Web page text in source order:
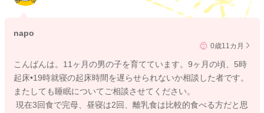
napo
0歳11カ月
こんばんは。11ヶ月の男の子を育てています。9ヶ月の頃、5時
起床•19時就寝の起床時間を遅らせられないか相談した者です。
またしても睡眠についてご相談させてください。
現在3回食で完母、昼寝は2回、離乳食は比較的食べる方だと思